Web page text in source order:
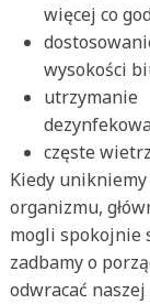
więcej co
wysokości
częste
Kiedy
organizmu,
mogli spokojnie
zadbamy o
odwracać